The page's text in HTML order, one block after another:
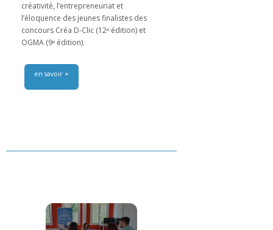
créativité, l’entrepreneuriat et
l’éloquence des jeunes finalistes des
concours Créa D-Clic (12ᵉ édition) et
OGMA (9ᵉ édition).
en savoir +